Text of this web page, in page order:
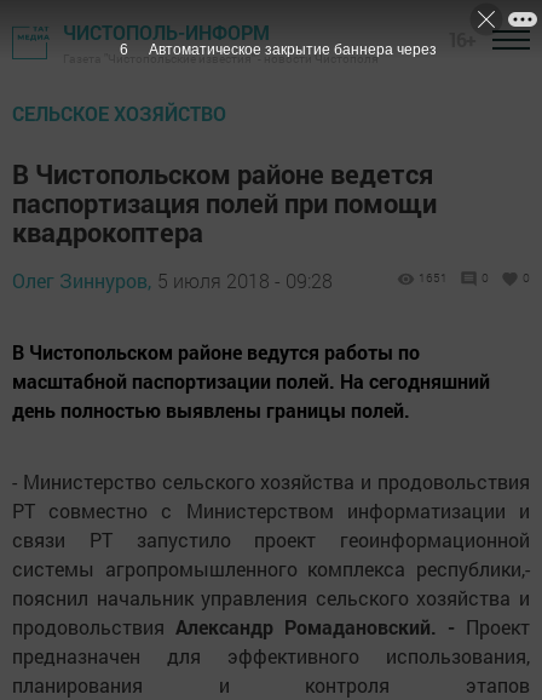
ЧИСТОПОЛЬ-ИНФОРМ
Газета "Чистопольские известия" - новости Чистополя
СЕЛЬСКОЕ ХОЗЯЙСТВО
В Чистопольском районе ведется
паспортизация полей при помощи
квадрокоптера
Олег Зиннуров, 5 июля 2018 - 09:28 1651 0 0
В Чистопольском районе ведутся работы по
масштабной паспортизации полей. На сегодняшний
день полностью выявлены границы полей.
- Министерство сельского хозяйства и продовольствия
РТ совместно с Министерством информатизации и
связи РТ запустило проект геоинформационной
системы агропромышленного комплекса республики,-
пояснил начальник управления сельского хозяйства и
продовольствия Александр Ромадановский. - Проект
предназначен для эффективного использования,
планирования и контроля этапов
5 Автоматическое закрытие баннера через